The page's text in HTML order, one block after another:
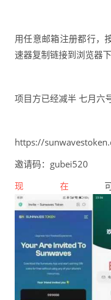
用任意邮箱注册都行，
速器复制链接到浏览器下
项目方已经减半 七月六
https://
邀请码：gubei520
现在